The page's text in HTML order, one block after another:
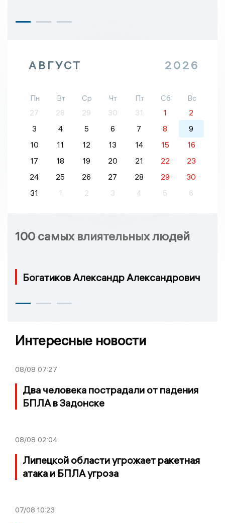
АВГУСТ 2026
Пн Вт Ср Чт Пт Сб
Вс
27
28 29 30 31 1
2
3
4 5 6 7 8
9
10
11 12 13 14 15
16
17
18 19 20 21 22
23
24
25 26 27 28 29
30
31
1 2 3 4 5 6
100 самых влиятельных людей
Богатиков Александр Александрович
Интересные новости
08/08 07:27
Два человека пострадали от падения
БПЛА в Задонске
08/08 02:04
Липецкой области угрожает ракетная
атака и БПЛА угроза
07/08 10:23